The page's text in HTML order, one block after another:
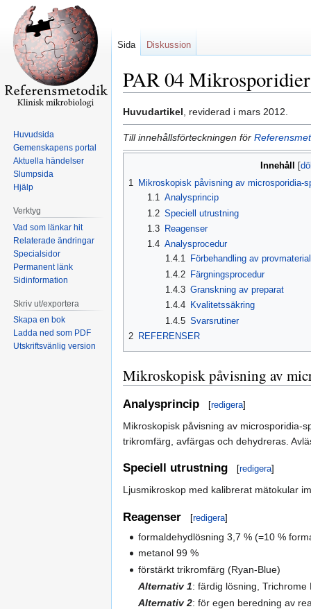
PAR 04 Mikrosporidier
Hoppa
till
navigering
Hoppa
till
sök
Huvudartikel, reviderad i mars 2012.
Till innehållsförteckningen för
Innehåll
1 Mikroskopisk påvisning av microsporidia-
1.1 Analysprincip
1.2 Speciell utrustning
1.3
Reagenser
1.4 Analysprocedur
1.4.1 Förbehandling av provmaterial
1.4.2 Färgningsprocedur
1.4.3 Granskning av preparat
1.4.4 Kvalitetssäkring
1.4.5 Svarsrutiner
2 REFERENSER
Mikroskopisk påvisning av
Analysprincip [redigera]
Mikroskopisk påvisning av microsporidia-
trikromfärg, avfärgas och dehydreras.
Speciell utrustning [redigera]
Ljusmikroskop med kalibrerat mätokular
Reagenser [redigera]
formaldehydlösning 3,7 % (=10 %
metanol 99 %
förstärkt trikromfärg (Ryan-Blue)
Alternativ 1: färdig lösning,
Alternativ 2: för egen beredning av
Sida Diskussion
Huvudsida
Gemenskapens portal
Aktuella händelser
Slumpsida
Hjälp
Verktyg
Vad som länkar hit
Relaterade ändringar
Specialsidor
Permanent länk
Sidinformation
Skriv ut/exportera
Skapa en bok
Ladda ned som PDF
Utskriftsvänlig version